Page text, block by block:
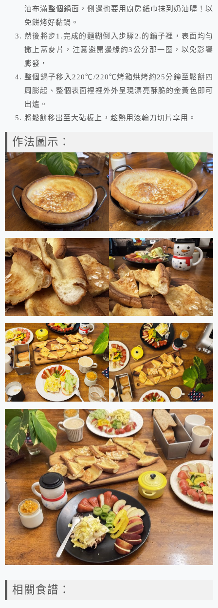
油布滿整個鍋面，側邊也要用廚房紙巾抹到奶油喔！以
免餅烤好黏鍋。
然後將步1.完成的麵糊倒入步驟2.的鍋子裡，表面均勻
撒上燕麥片，注意避開邊緣約3公分那一圈，以免影響
膨發，
整個鍋子移入220℃/220℃烤箱烘烤約25分鐘至鬆餅四
周膨起、整個表面裡裡外外呈現漂亮酥脆的金黃色即可
出爐。
將鬆餅移出至大砧板上，趁熱用滾輪刀切片享用。
作法圖示：
相關食譜：